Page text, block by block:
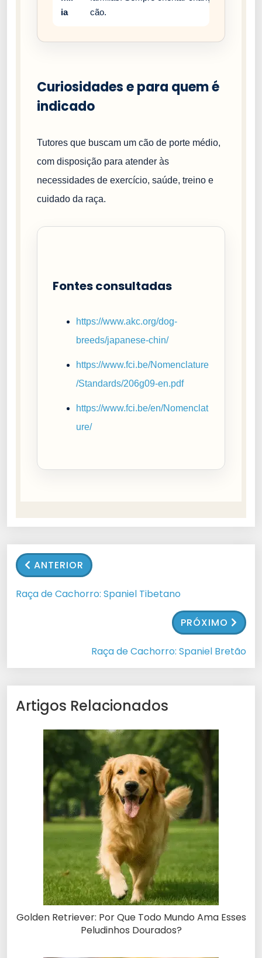
ia
cão.
Curiosidades e para quem é
indicado
Tutores que buscam um cão de porte médio,
com disposição para atender às
necessidades de exercício, saúde, treino e
cuidado da raça.
Fontes consultadas
https://www.akc.org/dog-
breeds/japanese-chin/
https://www.fci.be/Nomenclature
/Standards/206g09-en.pdf
https://www.fci.be/en/Nomenclat
ure/
ANTERIOR
Raça de Cachorro: Spaniel Tibetano
PRÓXIMO
Raça de Cachorro: Spaniel Bretão
Artigos Relacionados
Golden Retriever: Por Que Todo Mundo Ama Esses
Peludinhos Dourados?